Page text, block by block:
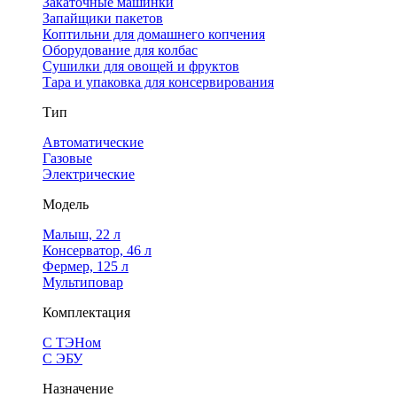
Запайщики пакетов
Коптильни для домашнего копчения
Оборудование для колбас
Сушилки для овощей и фруктов
Тара и упаковка для консервирования
Тип
Автоматические
Газовые
Электрические
Модель
Малыш, 22 л
Консерватор, 46 л
Фермер, 125 л
Мультиповар
Комплектация
С ТЭНом
С ЭБУ
Назначение